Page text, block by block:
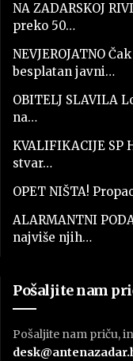
NA ZADARSKOJ
preko 50…
NEVJEROJATNO
besplatan javni…
OBITELJ SLAVILA
na…
KVALIFIKACIJE
stvar…
OPET NIŠTA!
ALARMANTNI
najviše njih…
Pošaljite nam
Pošaljite nam priču,